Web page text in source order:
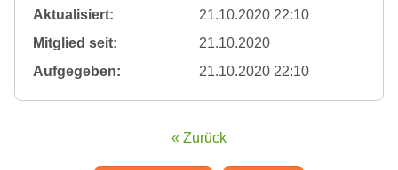
Aktualisiert:
21.10.2020 22:10
Mitglied seit:
21.10.2020
Aufgegeben:
21.10.2020 22:10
« Zurück